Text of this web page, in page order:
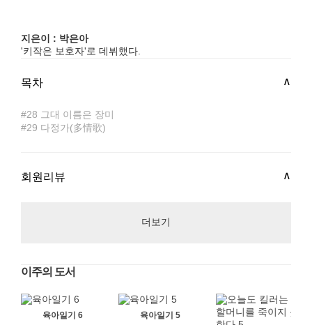
지은이 : 박은아
'키작은 보호자'로 데뷔했다.
목차
#28 그대 이름은 장미
#29 다정가(多情歌)
회원리뷰
더보기
이주의 도서
육아일기 6 육아일기 5